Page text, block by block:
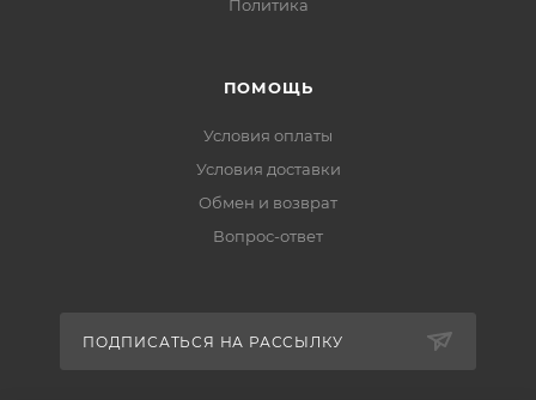
Политика
ПОМОЩЬ
Условия оплаты
Условия доставки
Обмен и возврат
Вопрос-ответ
ПОДПИСАТЬСЯ НА РАССЫЛКУ